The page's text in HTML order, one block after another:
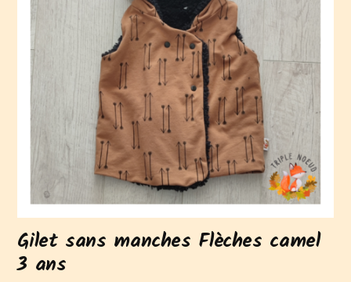
Gilet sans manches Flèches camel
3 ans